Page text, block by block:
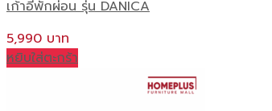
เก้าอี้พักผ่อน รุ่น DANICA
5,990
หยิบใส่ตะกร้า